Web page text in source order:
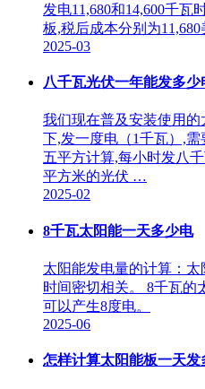
发电11,680和14,600千瓦
板,税后成本分别为11,680
2025-03
八千瓦光伏一年能发多少
我们现在普及安装使用
下,发一度电（1千瓦）,
五平方计算,每小时发八
平方米的光伏 …
2025-02
8千瓦太阳能一天多少电
太阳能发电量的计算：
时间密切相关。 8千瓦的
可以产生8度电。
2025-06
怎样计算太阳能板一天发